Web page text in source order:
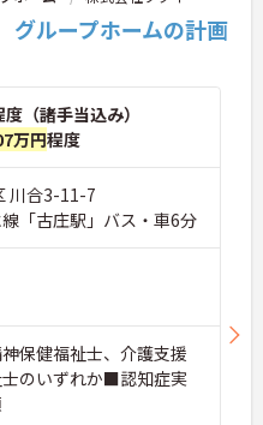
が90パーセント
生しにくく、あ
て規則正しく
よるお一人おひ
施されます。eラ
と連携しながら
用意されていま
成長！＞
グを用いた学習
ており、急変時
が担当するため
率が1対1で相談
からでも着実に
グループホームの計画
（諸手当込み）
万円程度
川合3-11-7
「古庄駅」バス・車6分
保健福祉士、介護支援
のいずれか■認知症実